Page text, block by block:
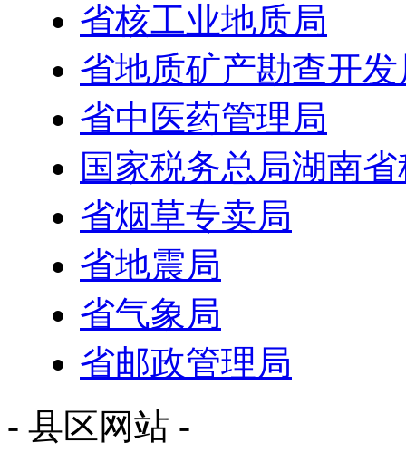
省核工业地质局
省地质矿产勘查开发
省中医药管理局
国家税务总局湖南
省烟草专卖局
省地震局
省气象局
省邮政管理局
- 县区网站 -